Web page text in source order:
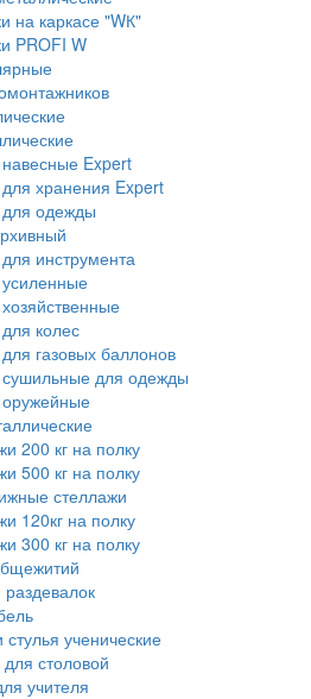
на каркасе "WК"
PROFI W
Expert
хранения Expert
одежды
инструмента
колес
газовых баллонов
для одежды
200 кг на полку
500 кг на полку
стеллажи
120кг на полку
300 кг на полку
ученические
столовой
учителя